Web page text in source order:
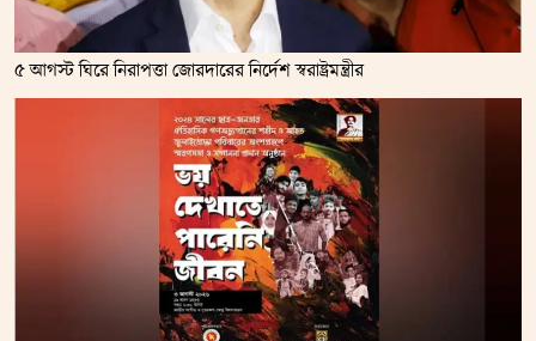
৫ আগস্ট ঘিরে নিরাপত্তা জোরদারের নির্দেশ স্বরাষ্ট্রমন্ত্রীর